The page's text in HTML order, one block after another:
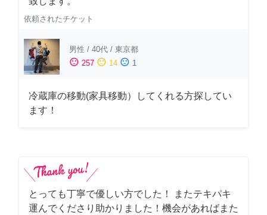
依頼されたチケット
男性 / 40代 / 東京都
sentiment_satisfied 257 sentiment_neutral 14 sentiment_dissatisfied 1
冷蔵庫の移動(家具移動）してくれる方探してい
ます！
とっても丁寧で優しい方でした！ またテキパキ
運んでくださり助かりました！機会があればまた